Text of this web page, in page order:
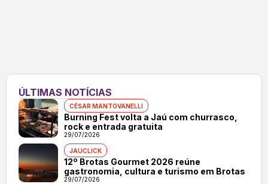
ÚLTIMAS NOTÍCIAS
CÉSAR MANTOVANELLI
Burning Fest volta a Jaú com churrasco,
rock e entrada gratuita
29/07/2026
JAUCLICK
12º Brotas Gourmet 2026 reúne
gastronomia, cultura e turismo em Brotas
29/07/2026